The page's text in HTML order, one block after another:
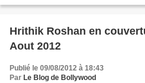
Hrithik Roshan en
Aout 2012
Publié le 09/08/2012 à 18:43
Par Le Blog de Bollywood